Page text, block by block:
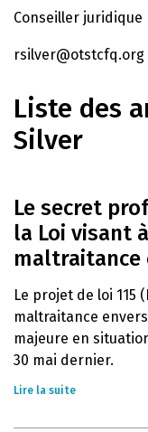
Conseiller juridique
rsilver@otstcfq.org
Liste des
Silver
Le secret
la Loi visant
maltraitance
Le projet de loi 115
maltraitance
majeure en
30 mai dernier.
Lire la suite